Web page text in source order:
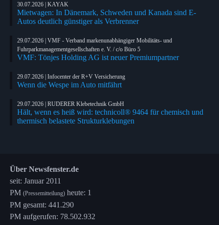
30.07.2026 | KAYAK
Mietwagen: In Dänemark, Schweden und Kanada sind E-
Autos deutlich günstiger als Verbrenner
29.07.2026 | VMF - Verband markenunabhängiger Mobilitäts- und
Fuhrparkmanagementgesellschaften e. V. / c/o Büro 5
VMF: Tönjes Holding AG ist neuer Premiumpartner
29.07.2026 | Infocenter der R+V Versicherung
Wenn die Wespe im Auto mitfährt
29.07.2026 | RUDERER Klebetechnik GmbH
Hält, wenn es heiß wird: technicoll® 9464 für chemisch und
thermisch belastete Strukturklebungen
Über Newsfenster.de
seit: Januar 2011
PM (Pressemitteilung) heute: 1
PM gesamt: 441.290
PM aufgerufen: 78.502.932